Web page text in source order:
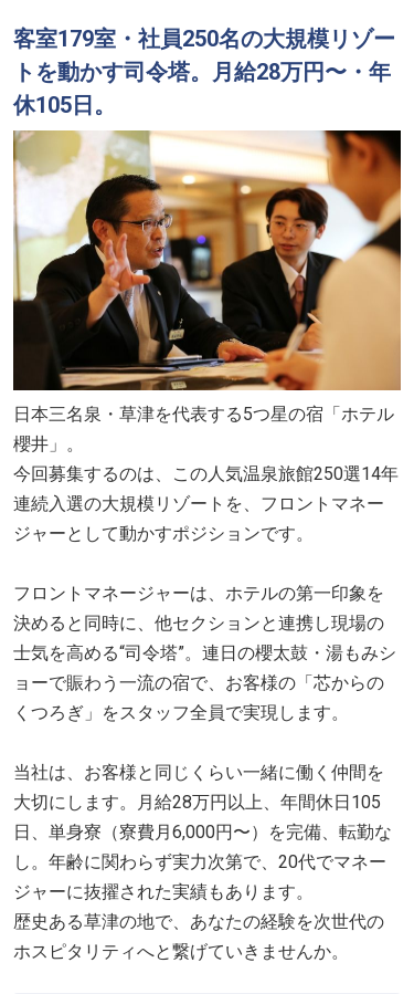
客室179室・社員250名の大規模リゾー
トを動かす司令塔。月給28万円〜・年
休105日。
日本三名泉・草津を代表する5つ星の宿「ホテル
櫻井」。
今回募集するのは、この人気温泉旅館250選14年
連続入選の大規模リゾートを、フロントマネー
ジャーとして動かすポジションです。
フロントマネージャーは、ホテルの第一印象を
決めると同時に、他セクションと連携し現場の
士気を高める“司令塔”。連日の櫻太鼓・湯もみシ
ョーで賑わう一流の宿で、お客様の「芯からの
くつろぎ」をスタッフ全員で実現します。
当社は、お客様と同じくらい一緒に働く仲間を
大切にします。月給28万円以上、年間休日105
日、単身寮（寮費月6,000円〜）を完備、転勤な
し。年齢に関わらず実力次第で、20代でマネー
ジャーに抜擢された実績もあります。
歴史ある草津の地で、あなたの経験を次世代の
ホスピタリティへと繋げていきませんか。